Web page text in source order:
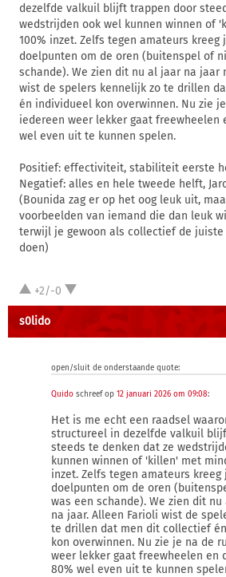
dezelfde valkuil blijft trappen door
wedstrijden ook wel kunnen winnen of
100% inzet. Zelfs tegen amateurs kreeg
doelpunten om de oren (buitenspel of
schande). We zien dit nu al jaar na jaar
wist de spelers kennelijk zo te drillen
én individueel kon overwinnen. Nu zie
iedereen weer lekker gaat freewheelen
wel even uit te kunnen spelen.
Positief: effectiviteit, stabiliteit eerste
Negatief: alles en hele tweede helft,
(Bounida zag er op het oog leuk uit,
voorbeelden van iemand die dan leuk
terwijl je gewoon als collectief de
doen)
+2/-0
s0lido
open/sluit de onderstaande quote:
Quido schreef op 12 januari 2026 om 09:08:
Het is me echt een raadsel
structureel in dezelfde valkuil
steeds te denken dat ze
kunnen winnen of 'killen' met
inzet. Zelfs tegen amateurs
doelpunten om de oren
was een schande). We zien dit
na jaar. Alleen Farioli wist de
te drillen dat men dit collectief
kon overwinnen. Nu zie je na de
weer lekker gaat freewheelen en
80% wel even uit te kunnen